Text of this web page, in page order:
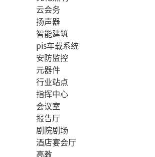
云会务
扬声器
智能建筑
pis车载系统
安防监控
元器件
行业站点
指挥中心
会议室
报告厅
剧院剧场
酒店宴会厅
高教